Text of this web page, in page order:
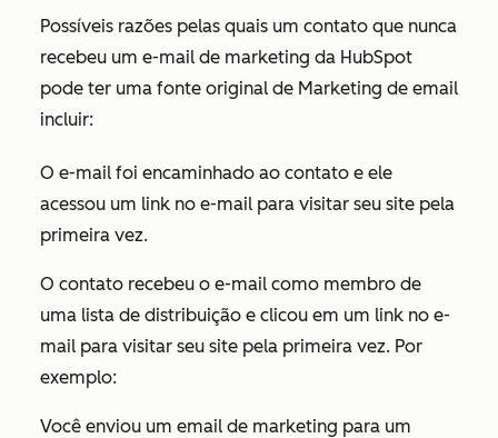
Possíveis razões pelas quais um contato que nunca
recebeu um e-mail de marketing da HubSpot
pode ter uma fonte original de Marketing de email
incluir:
O e-mail foi encaminhado ao contato e ele
acessou um link no e-mail para visitar seu site pela
primeira vez.
O contato recebeu o e-mail como membro de
uma lista de distribuição e clicou em um link no e-
mail para visitar seu site pela primeira vez. Por
exemplo:
Você enviou um email de marketing para um